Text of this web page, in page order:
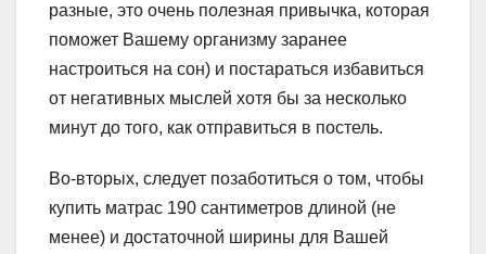
разные, это очень полезная привычка, которая
поможет Вашему организму заранее
настроиться на сон) и постараться избавиться
от негативных мыслей хотя бы за несколько
минут до того, как отправиться в постель.
Во-вторых, следует позаботиться о том, чтобы
купить матрас 190 сантиметров длиной (не
менее) и достаточной ширины для Вашей